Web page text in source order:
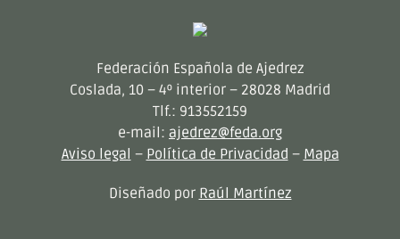
Federación Española de Ajedrez
Coslada, 10 – 4º interior – 28028 Madrid
Tlf.: 913552159
e-mail: ajedrez@feda.org
Aviso legal – Política de Privacidad – Mapa
Diseñado por Raúl Martínez